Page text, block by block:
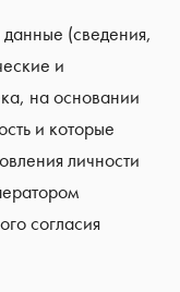
(сведения,
и
на основании
и которые
личности
согласия